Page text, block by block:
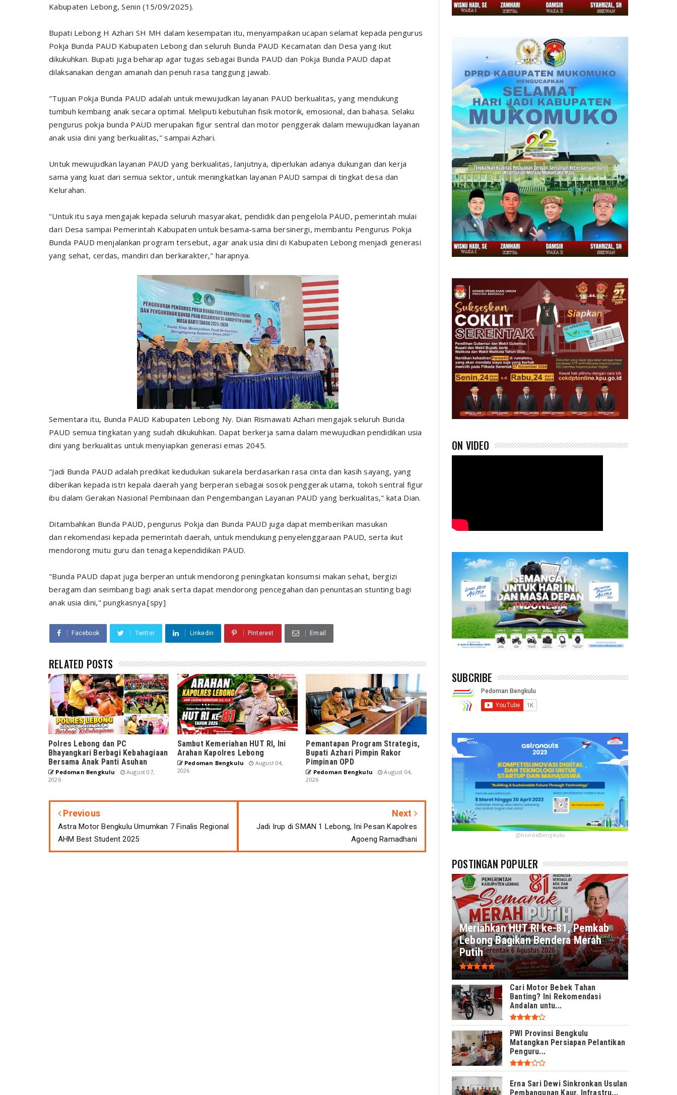
Kabupaten Lebong, Senin (15/09/2025).
Bupati Lebong H Azhari SH MH dalam kesempatan itu, menyampaikan ucapan selamat kepada pengurus
Pokja Bunda PAUD Kabupaten Lebong dan seluruh Bunda PAUD Kecamatan dan Desa yang ikut
dikukuhkan. Bupati juga beharap agar tugas sebagai Bunda PAUD dan Pokja Bunda PAUD dapat
dilaksanakan dengan amanah dan penuh rasa tanggung jawab.
"Tujuan Pokja Bunda PAUD adalah untuk mewujudkan layanan PAUD berkualitas, yang mendukung
tumbuh kembang anak secara optimal. Meliputi kebutuhan fisik motorik, emosional, dan bahasa. Selaku
pengurus pokja bunda PAUD merupakan figur sentral dan motor penggerak dalam mewujudkan layanan
anak usia dini yang berkualitas," sampai Azhari.
Untuk mewujudkan layanan PAUD yang berkualitas, lanjutnya, diperlukan adanya dukungan dan kerja
sama yang kuat dari semua sektor, untuk meningkatkan layanan PAUD sampai di tingkat desa dan
Kelurahan.
"Untuk itu saya mengajak kepada seluruh masyarakat, pendidik dan pengelola PAUD, pemerintah mulai
dari Desa sampai Pemerintah Kabupaten untuk besama-sama bersinergi, membantu Pengurus Pokja
Bunda PAUD menjalankan program tersebut, agar anak usia dini di Kabupaten Lebong menjadi generasi
yang sehat, cerdas, mandiri dan berkarakter," harapnya.
Sementara itu, Bunda PAUD Kabupaten Lebong Ny. Dian Rismawati Azhari mengajak seluruh Bunda
PAUD semua tingkatan yang sudah dikukuhkan. Dapat berkerja sama dalam mewujudkan pendidikan usia
dini yang berkualitas untuk menyiapkan generasi emas 2045.
"Jadi Bunda PAUD adalah predikat kedudukan sukarela berdasarkan rasa cinta dan kasih sayang, yang
diberikan kepada istri kepala daerah yang berperan sebagai sosok penggerak utama, tokoh sentral figur
ibu dalam Gerakan Nasional Pembinaan dan Pengembangan Layanan PAUD yang berkualitas," kata Dian.
Ditambahkan Bunda PAUD, pengurus Pokja dan Bunda PAUD juga dapat memberikan masukan
dan rekomendasi kepada pemerintah daerah, untuk mendukung penyelenggaraan PAUD, serta ikut
mendorong mutu guru dan tenaga kependidikan PAUD.
"Bunda PAUD dapat juga berperan untuk mendorong peningkatan konsumsi makan sehat, bergizi
beragam dan seimbang bagi anak serta dapat mendorong pencegahan dan penuntasan stunting bagi
anak usia dini," pungkasnya.[spy]
Facebook Twitter Linkedin Pinterest Email
RELATED POSTS
Polres Lebong dan PC
Bhayangkari Berbagi Kebahagiaan
Bersama Anak Panti Asuhan
Pedoman Bengkulu
August 07,
2026
Sambut Kemeriahan HUT RI, Ini
Arahan Kapolres Lebong
Pedoman Bengkulu
August 04,
2026
Pemantapan Program Strategis,
Bupati Azhari Pimpin Rakor
Pimpinan OPD
Pedoman Bengkulu
August 04,
2026
Previous
Astra Motor Bengkulu Umumkan 7 Finalis Regional
AHM Best Student 2025
Next
Jadi Irup di SMAN 1 Lebong, Ini Pesan Kapolres
Agoeng Ramadhani
ON VIDEO
SUBCRIBE
@hondaBengkulu
POSTINGAN POPULER
Meriahkan HUT RI ke-81, Pemkab
Lebong Bagikan Bendera Merah
Putih
Cari Motor Bebek Tahan
Banting? Ini Rekomendasi
Andalan untu...
PWI Provinsi Bengkulu
Matangkan Persiapan Pelantikan
Penguru...
Erna Sari Dewi Sinkronkan Usulan
Pembangunan Kaur, Infrastru...